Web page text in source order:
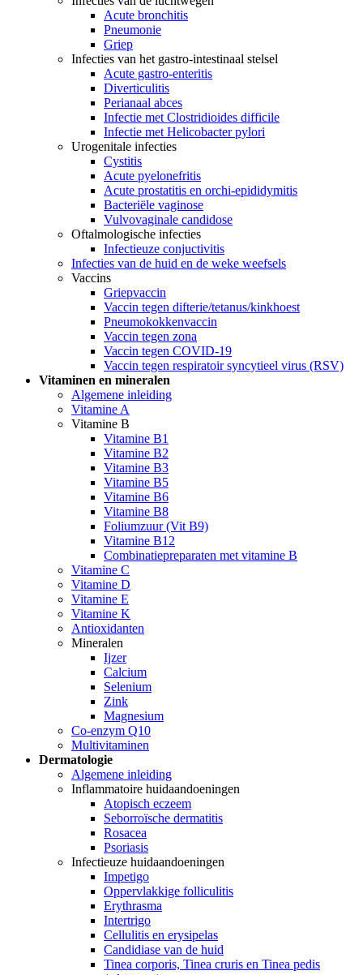
Acute bronchitis
Pneumonie
Griep
Infecties van het gastro-intestinaal stelsel
Acute gastro-enteritis
Diverticulitis
Perianaal abces
Infectie met Clostridioides difficile
Infectie met Helicobacter pylori
Urogenitale infecties
Cystitis
Acute pyelonefritis
Acute prostatitis en orchi-epididymitis
Bacteriële vaginose
Vulvovaginale candidose
Oftalmologische infecties
Infectieuze conjuctivitis
Infecties van de huid en de weke weefsels
Vaccins
Griepvaccin
Vaccin tegen difterie/tetanus/kinkhoest
Pneumokokkenvaccin
Vaccin tegen zona
Vaccin tegen COVID-19
Vaccin tegen respiratoir syncytieel virus (RSV)
Vitaminen en mineralen
Algemene inleiding
Vitamine A
Vitamine B
Vitamine B1
Vitamine B2
Vitamine B3
Vitamine B5
Vitamine B6
Vitamine B8
Foliumzuur (Vit B9)
Vitamine B12
Combinatiepreparaten met vitamine B
Vitamine C
Vitamine D
Vitamine E
Vitamine K
Antioxidanten
Mineralen
Ijzer
Calcium
Selenium
Zink
Magnesium
Co-enzym Q10
Multivitaminen
Dermatologie
Algemene inleiding
Inflammatoire huidaandoeningen
Atopisch eczeem
Seborroïsche dermatitis
Rosacea
Psoriasis
Infectieuze huidaandoeningen
Impetigo
Oppervlakkige folliculitis
Erythrasma
Intertrigo
Cellulitis en erysipelas
Candidiase van de huid
Tinea corporis, Tinea cruris en Tinea pedis